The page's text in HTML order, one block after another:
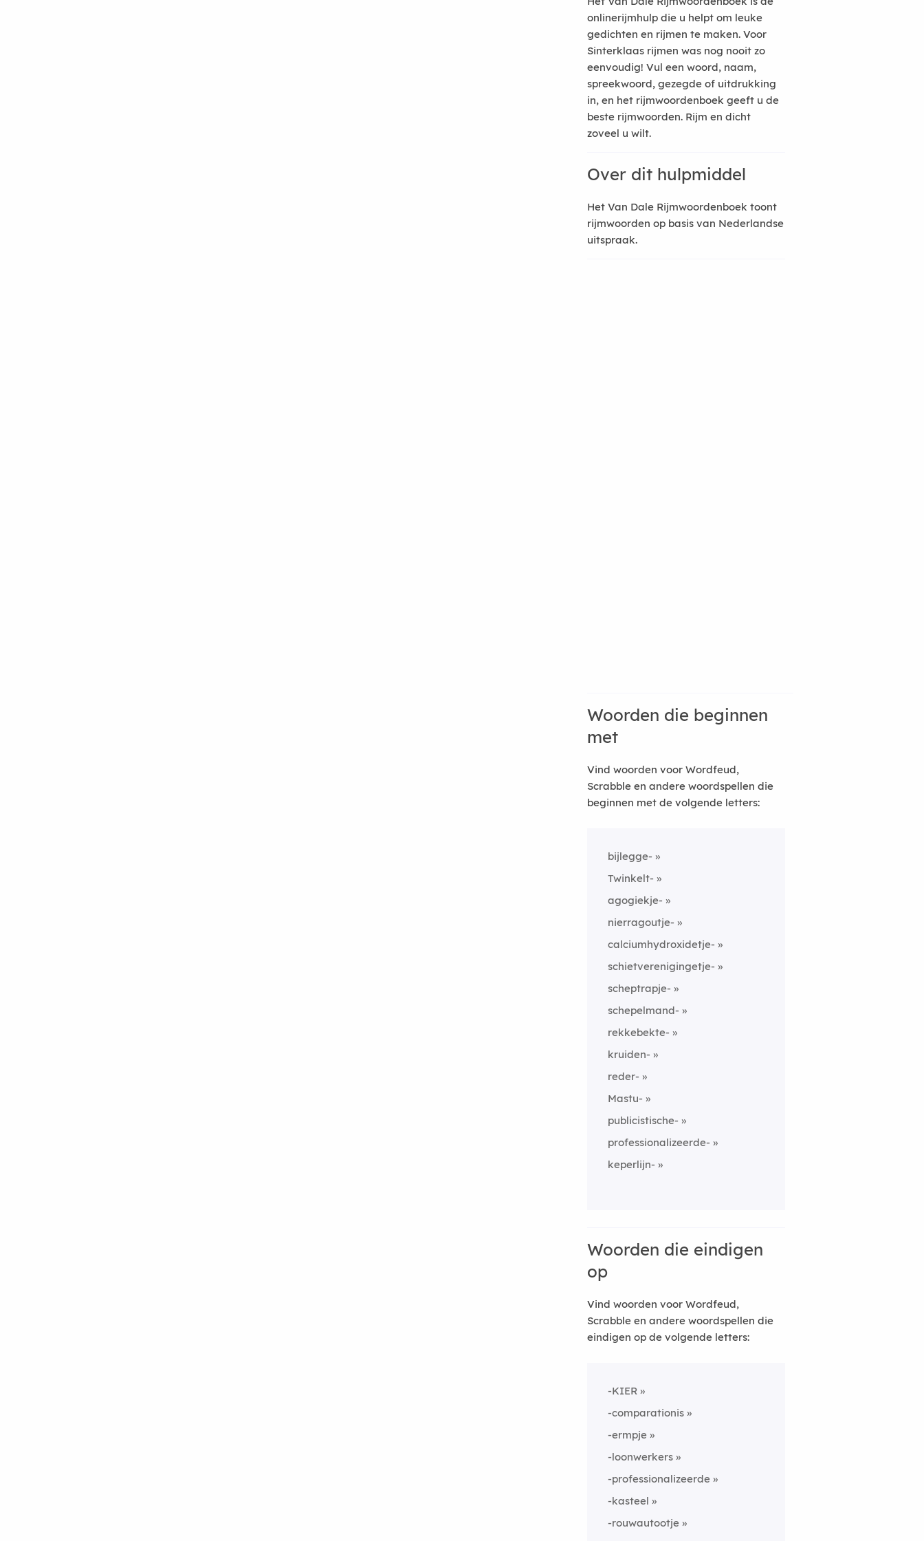
onlinerijmhulp die u helpt om leuke
gedichten en rijmen te maken. Voor
Sinterklaas rijmen was nog nooit zo
eenvoudig! Vul een woord, naam,
spreekwoord, gezegde of uitdrukking
in, en het rijmwoordenboek geeft u de
beste rijmwoorden. Rijm en dicht
zoveel u wilt.
Over dit hulpmiddel
Het Van Dale Rijmwoordenboek toont
rijmwoorden op basis van Nederlandse
uitspraak.
Woorden die beginnen
met
Vind woorden voor Wordfeud,
Scrabble en andere woordspellen die
beginnen met de volgende letters:
bijlegge-
Twinkelt-
agogiekje-
nierragoutje-
calciumhydroxidetje-
schietverenigingetje-
scheptrapje-
schepelmand-
rekkebekte-
kruiden-
reder-
Mastu-
publicistische-
professionalizeerde-
keperlijn-
Woorden die eindigen
op
Vind woorden voor Wordfeud,
Scrabble en andere woordspellen die
eindigen op de volgende letters:
-KIER
-comparationis
-ermpje
-loonwerkers
-professionalizeerde
-kasteel
-rouwautootje